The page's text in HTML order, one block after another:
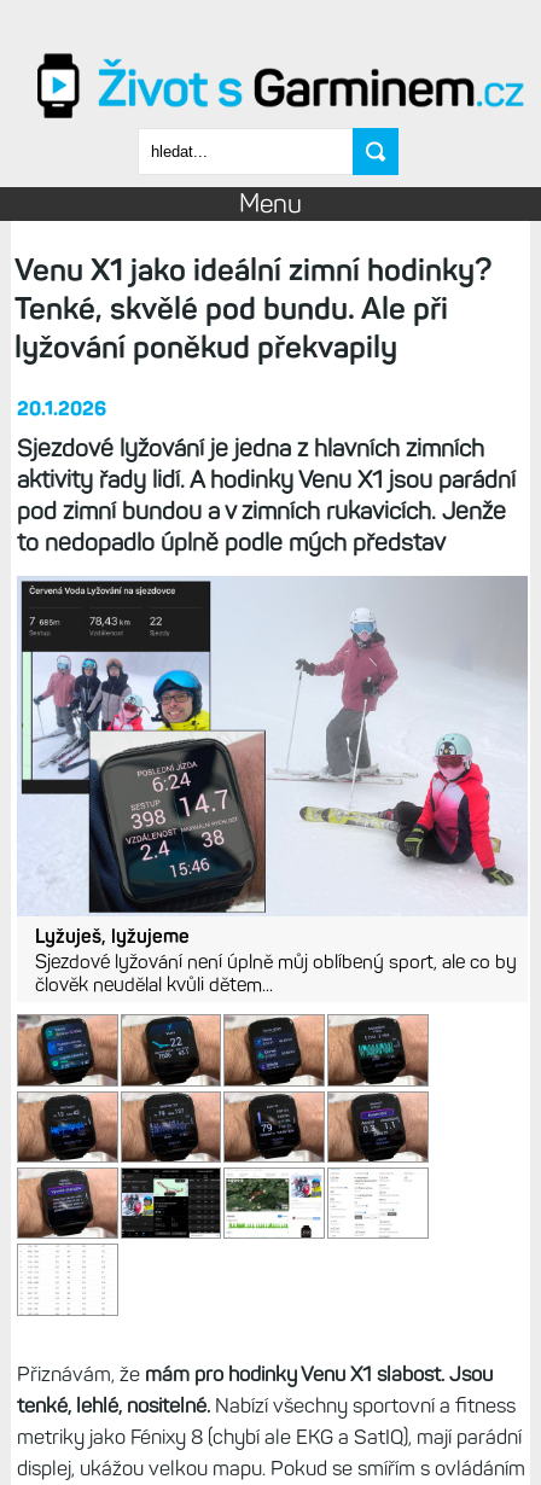
Vyhledávání
Menu
Venu X1 jako ideální zimní hodinky?
Tenké, skvělé pod bundu. Ale při
lyžování poněkud překvapily
20.1.2026
Sjezdové lyžování je jedna z hlavních zimních
aktivity řady lidí. A hodinky Venu X1 jsou parádní
pod zimní bundou a v zimních rukavicích. Jenže
to nedopadlo úplně podle mých představ
Lyžuješ, lyžujeme
Sjezdové lyžování není úplně můj oblíbený sport, ale co by
člověk neudělal kvůli dětem...
Přiznávám, že mám pro hodinky Venu X1 slabost. Jsou
tenké, lehlé, nositelné.Nabízí všechny sportovní a fitness
metriky jako Fénixy 8 (chybí ale EKG a SatIQ), mají parádní
displej, ukážou velkou mapu. Pokud se smířím s ovládáním